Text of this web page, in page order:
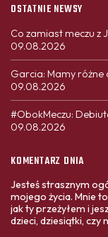
OSTATNIE NEWSY
Co zamiast meczu z
09.08.2026
Garcia: Mamy
09.08.2026
#ObokMeczu:
09.08.2026
KOMENTARZ DNIA
Jesteś strasznym
mojego życia. Mnie
jak ty przeżyłem i
dzieci, dziesiątki, czy